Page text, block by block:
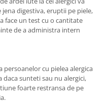
digestiva, eruptii pe piele,
face un test cu o cantitate
de a administra intern
cu pielea alergica
sunteti sau nu alergici,
foarte restransa de pe